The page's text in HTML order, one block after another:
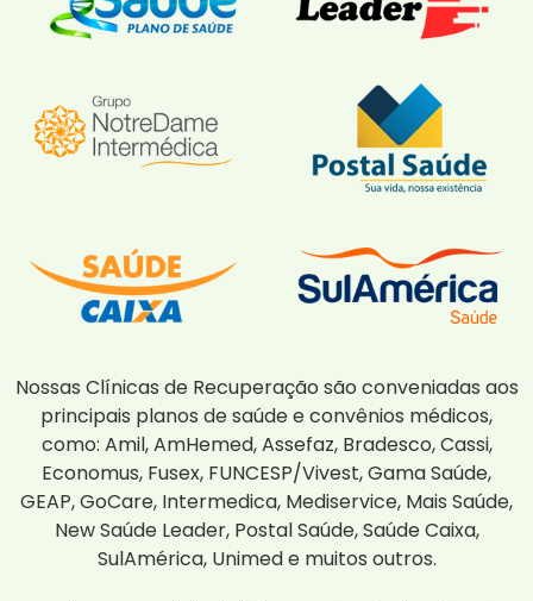
Nossas Clínicas de Recuperação são conveniadas aos
principais planos de saúde e convênios médicos,
como: Amil, AmHemed, Assefaz, Bradesco, Cassi,
Economus, Fusex, FUNCESP/Vivest, Gama Saúde,
GEAP, GoCare, Intermedica, Mediservice, Mais Saúde,
New Saúde Leader, Postal Saúde, Saúde Caixa,
SulAmérica, Unimed e muitos outros.